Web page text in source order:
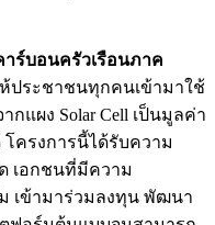
ร์บอนครัวเรือนภาค
ประชาชนทุกคนเข้ามาใช้
แผง Solar Cell เป็นมูลค่า
ครงการนี้ได้รับความ
เอกชนที่มีความ
เข้ามาร่วมลงทุน พัฒนา